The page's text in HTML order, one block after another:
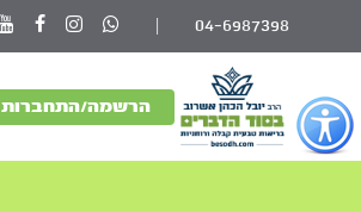
כפתור
לפתיחת
תפריט
נגישות
04-6987398
הרשמה/התחברות